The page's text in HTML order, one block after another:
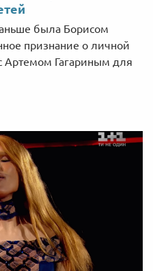
была Борисом
признание о личной
Артемом Гагариным для